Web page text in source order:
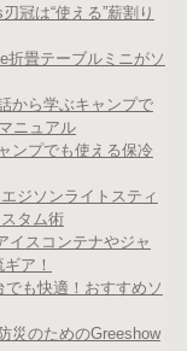
冠は“使える”薪割り
折畳テーブルミニがソ
から学ぶキャンプで
ニュアル
ンプでも使える保冷
ジソンライトスティ
タム術
イスコンテナやジャ
ア！
も快適！おすすめソ
災のためのGreeshow